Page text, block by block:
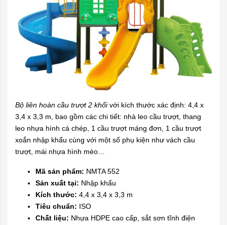
Bộ liên hoàn cầu trượt 2 khốivới kích thước xác định: 4,4 x
3,4 x 3,3 m, bao gồm các chi tiết: nhà leo cầu trượt, thang
leo nhựa hình cá chép, 1 cầu trượt máng đơn, 1 cầu trượt
xoắn nhập khẩu cùng với một số phụ kiện như vách cầu
trượt, mái nhựa hình mèo…
Mã sản phẩm: NMTA 552
Sản xuất tại: Nhập khẩu
Kích thước: 4,4 x 3,4 x 3,3 m
Tiêu chuẩn: ISO
Chất liệu: Nhựa HDPE cao cấp, sắt sơn tĩnh điện